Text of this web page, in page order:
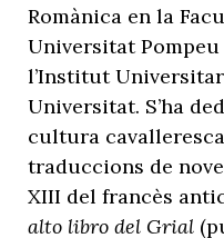
Romànica en la
Universitat
l’Institut
Universitat. S’ha
cultura
traduccions de
XIII del francès
alto libro del Grial